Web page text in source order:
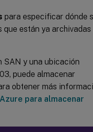
para especificar dónde
están ya archivadas
SAN y una ubicación
puede almacenar
obtener más
para almacenar